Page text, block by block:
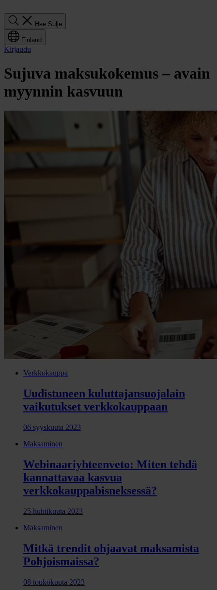
Hae Sulje
Finland
Kirjaudu
Sujuva maksukokemus – avain
myynnin kasvuun
Verkkokauppa
Uudistuneen kuluttajansuojalain
vaikutukset verkkokauppaan
06 syyskuuta 2023
Maksaminen
Webinaariyhteenveto: Miten tehdä
kannattavaa kasvua
verkkokauppabisneksessä?
25 huhtikuuta 2023
Maksaminen
Mitkä trendit ohjaavat maksamista
Pohjoismaissa?
08 toukokuuta 2023